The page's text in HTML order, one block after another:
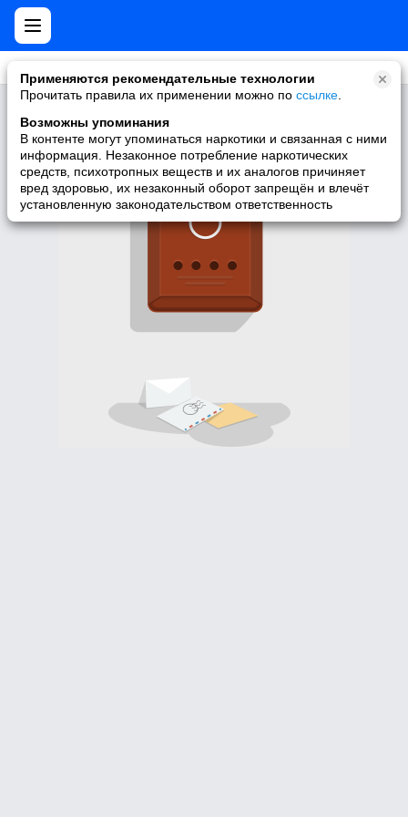
Применяются рекомендательные технологии
Прочитать правила их применении можно по ссылке
Возможны упоминания
В контенте могут упоминаться наркотики и связанная с ними
информация. Незаконное потребление наркотических
средств, психотропных веществ и их аналогов причиняет
вред здоровью, их незаконный оборот запрещён и влечёт
установленную законодательством ответственность
Здесь нет групп =(
У пользователя нет подписок на группы.